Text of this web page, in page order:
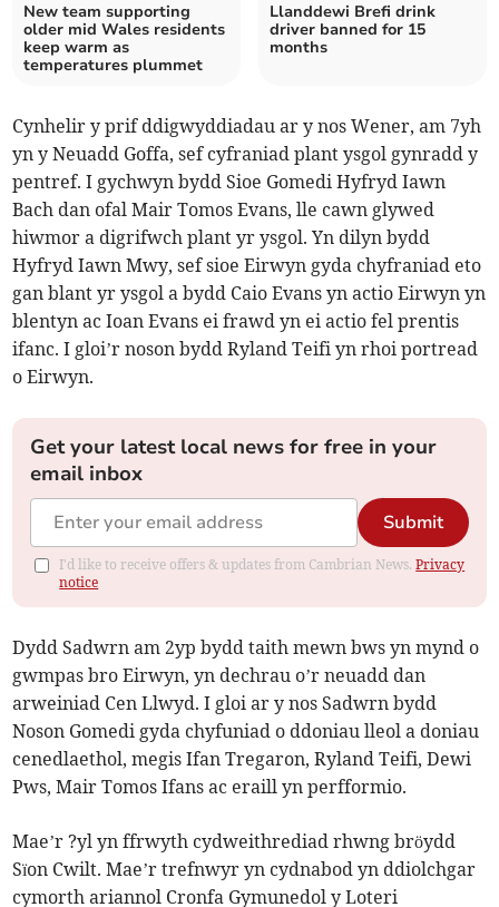
New team supporting
older mid Wales residents
keep warm as
temperatures plummet
Llanddewi Brefi drink
driver banned for 15
months
Cynhelir y prif ddigwyddiadau ar y nos Wener, am 7yh
yn y Neuadd Goffa, sef cyfraniad plant ysgol gynradd y
pentref. I gychwyn bydd Sioe Gomedi Hyfryd Iawn
Bach dan ofal Mair Tomos Evans, lle cawn glywed
hiwmor a digrifwch plant yr ysgol. Yn dilyn bydd
Hyfryd Iawn Mwy, sef sioe Eirwyn gyda chyfraniad eto
gan blant yr ysgol a bydd Caio Evans yn actio Eirwyn yn
blentyn ac Ioan Evans ei frawd yn ei actio fel prentis
ifanc. I gloi’r noson bydd Ryland Teifi yn rhoi portread
o Eirwyn.
Get your latest local news for free in your
email inbox
Submit
I'd like to receive offers & updates from Cambrian News.Privacy
notice
Dydd Sadwrn am 2yp bydd taith mewn bws yn mynd o
gwmpas bro Eirwyn, yn dechrau o’r neuadd dan
arweiniad Cen Llwyd. I gloi ar y nos Sadwrn bydd
Noson Gomedi gyda chyfuniad o ddoniau lleol a doniau
cenedlaethol, megis Ifan Tregaron, Ryland Teifi, Dewi
Pws, Mair Tomos Ifans ac eraill yn perfformio.
Mae’r ?yl yn ffrwyth cydweithrediad rhwng bröydd
Sïon Cwilt. Mae’r trefnwyr yn cydnabod yn ddiolchgar
cymorth ariannol Cronfa Gymunedol y Loteri